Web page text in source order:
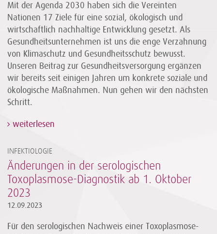
Mit der Agenda 2030 haben sich die Vereinten
Nationen 17 Ziele für eine sozial, ökologisch und
wirtschaftlich nachhaltige Entwicklung gesetzt. Als
Gesundheitsunternehmen ist uns die enge Verzahnung
von Klimaschutz und Gesundheitsschutz bewusst.
Unseren Beitrag zur Gesundheitsversorgung ergänzen
wir bereits seit einigen Jahren um konkrete soziale und
ökologische Maßnahmen. Nun gehen wir den nächsten
Schritt.
weiterlesen
INFEKTIOLOGIE
Änderungen in der serologischen
Toxoplasmose-Diagnostik ab 1. Oktober
2023
12.09.2023
Für den serologischen Nachweis einer Toxoplasmose-